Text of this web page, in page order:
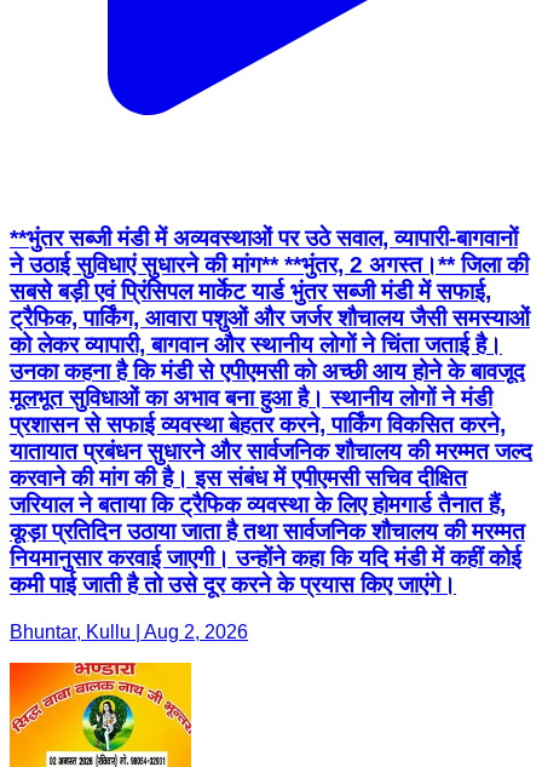
**भुंतर सब्जी मंडी में अव्यवस्थाओं पर उठे सवाल, व्यापारी-बागवानों
ने उठाई सुविधाएं सुधारने की मांग** **भुंतर, 2 अगस्त।** जिला की
सबसे बड़ी एवं प्रिंसिपल मार्केट यार्ड भुंतर सब्जी मंडी में सफाई,
ट्रैफिक, पार्किंग, आवारा पशुओं और जर्जर शौचालय जैसी समस्याओं
को लेकर व्यापारी, बागवान और स्थानीय लोगों ने चिंता जताई है।
उनका कहना है कि मंडी से एपीएमसी को अच्छी आय होने के बावजूद
मूलभूत सुविधाओं का अभाव बना हुआ है। स्थानीय लोगों ने मंडी
प्रशासन से सफाई व्यवस्था बेहतर करने, पार्किंग विकसित करने,
यातायात प्रबंधन सुधारने और सार्वजनिक शौचालय की मरम्मत जल्द
करवाने की मांग की है। इस संबंध में एपीएमसी सचिव दीक्षित
जरियाल ने बताया कि ट्रैफिक व्यवस्था के लिए होमगार्ड तैनात हैं,
कूड़ा प्रतिदिन उठाया जाता है तथा सार्वजनिक शौचालय की मरम्मत
नियमानुसार करवाई जाएगी। उन्होंने कहा कि यदि मंडी में कहीं कोई
कमी पाई जाती है तो उसे दूर करने के प्रयास किए जाएंगे।
Bhuntar, Kullu | Aug 2, 2026